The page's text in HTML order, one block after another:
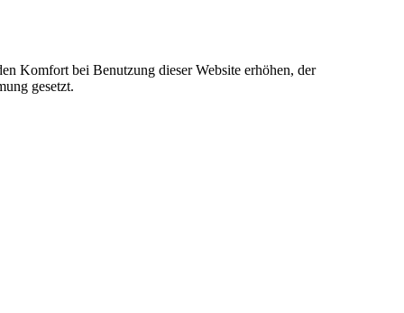
Komfort bei Benutzung dieser Website erhöhen, der
gesetzt.